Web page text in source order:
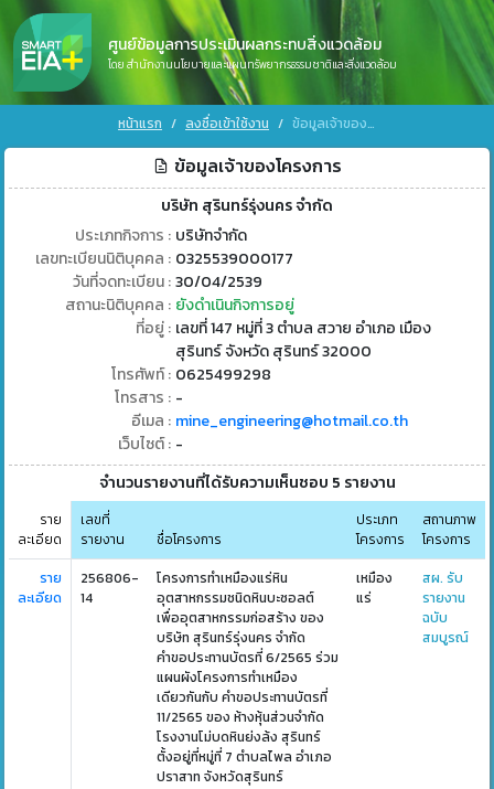
ศูนย์ข้อมูลการประเมินผลกระทบสิ่งแวดล้อม
โดย สำนักงานนโยบายและแผนทรัพยากรธรรมชาติและสิ่งแวดล้อม
หน้าแรก ลงชื่อเข้าใช้งาน ข้อมูลเจ้าของโครงการ
ข้อมูลเจ้าของโครงการ
บริษัท สุรินทร์รุ่งนคร จำกัด
ประเภทกิจการ : บริษัทจำกัด
เลขทะเบียนนิติบุคคล : 0325539000177
วันที่จดทะเบียน : 30/04/2539
สถานะนิติบุคคล : ยังดำเนินกิจการอยู่
ที่อยู่ : เลขที่ 147 หมู่ที่ 3 ตำบล สวาย อำเภอ เมือง
สุรินทร์ จังหวัด สุรินทร์ 32000
โทรศัพท์ : 0625499298
โทรสาร : -
อีเมล : mine_engineering@hotmail.co.th
เว็บไซต์ : -
จำนวนรายงานที่ได้รับความเห็นชอบ 5 รายงาน
ราย
ละเอียด
เลขที่
รายงาน
ชื่อโครงการ
ประเภท
โครงการ
สถานภาพ
โครงการ
ราย
ละเอียด
256806-
14
โครงการทำเหมืองแร่หิน
อุตสาหกรรมชนิดหินบะซอลต์
เพื่ออุตสาหกรรมก่อสร้าง ของ
บริษัท สุรินทร์รุ่งนคร จำกัด
คำขอประทานบัตรที่ 6/2565 ร่วม
แผนผังโครงการทำเหมือง
เดียวกันกับ คำขอประทานบัตรที่
11/2565 ของ ห้างหุ้นส่วนจำกัด
โรงงานโม่บดหินย่งล้ง สุรินทร์
ตั้งอยู่ที่หมู่ที่ 7 ตำบลไพล อำเภอ
ปราสาท จังหวัดสุรินทร์
เหมือง
แร่
สผ. รับ
รายงาน
ฉบับ
สมบูรณ์